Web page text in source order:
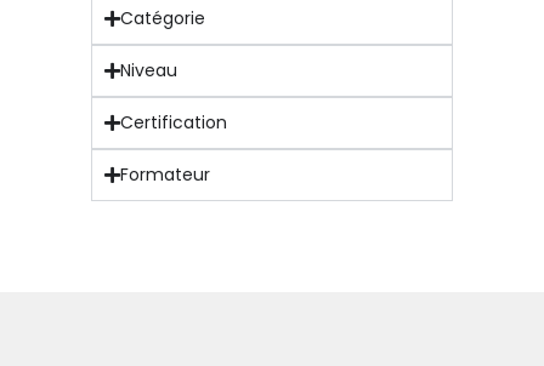
Catégorie
Niveau
Certification
Formateur